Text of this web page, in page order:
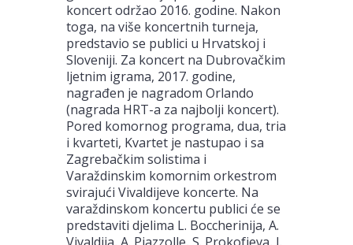
koncert održao 2016. godine. Nakon
toga, na više koncertnih turneja,
predstavio se publici u Hrvatskoj i
Sloveniji. Za koncert na Dubrovačkim
ljetnim igrama, 2017. godine,
nagrađen je nagradom Orlando
(nagrada HRT-a za najbolji koncert).
Pored komornog programa, dua, tria
i kvarteti, Kvartet je nastupao i sa
Zagrebačkim solistima i
Varaždinskim komornim orkestrom
svirajući Vivaldijeve koncerte. Na
varaždinskom koncertu publici će se
predstaviti djelima L. Boccherinija, A.